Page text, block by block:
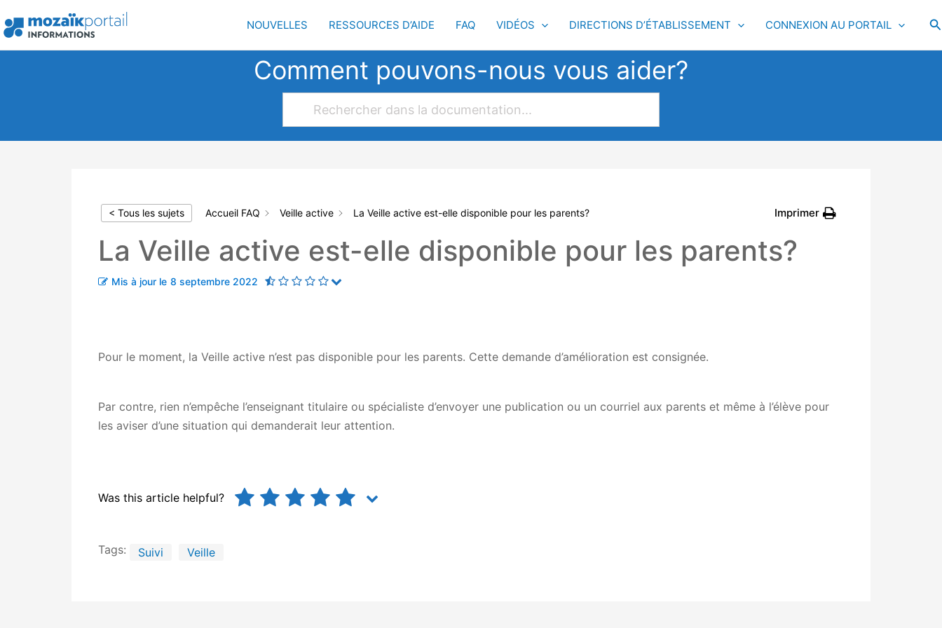
au
contenu
NOUVELLES RESSOURCES D’AIDE FAQ VIDÉOS DIRECTIONS D’ÉTABLISSEMENT CONNEXION AU PORTAIL
Comment pouvons-nous vous aider?
< Tous les sujets Accueil FAQ Veille active La Veille active est-elle disponible pour les parents? Imprimer
La Veille active est-elle disponible pour les parents?
Mis à jour le 8 septembre 2022
Pour le moment, la Veille active n’est pas disponible pour les parents. Cette demande d’amélioration est consignée.
Par contre, rien n’empêche l’enseignant titulaire ou spécialiste d’envoyer une publication ou un courriel aux parents et même à l’élève pour
les aviser d’une situation qui demanderait leur attention.
Was this article helpful?
Tags: Suivi Veille